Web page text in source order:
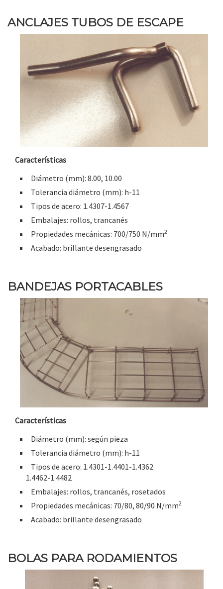
ANCLAJES TUBOS DE ESCAPE
Características
Diámetro (mm): 8.00, 10.00
Tolerancia diámetro (mm): h-11
Tipos de acero: 1.4307-1.4567
Embalajes: rollos, trancanés
Propiedades mecánicas: 700/750 N/mm2
Acabado: brillante desengrasado
BANDEJAS PORTACABLES
Características
Diámetro (mm): según pieza
Tolerancia diámetro (mm): h-11
Tipos de acero: 1.4301-1.4401-1.4362
1.4462-1.4482
Embalajes: rollos, trancanés, rosetados
Propiedades mecánicas: 70/80, 80/90 N/mm2
Acabado: brillante desengrasado
BOLAS PARA RODAMIENTOS